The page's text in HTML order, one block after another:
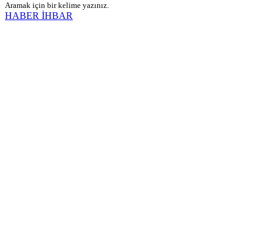
Aramak için bir kelime yazınız.
HABER İHBAR